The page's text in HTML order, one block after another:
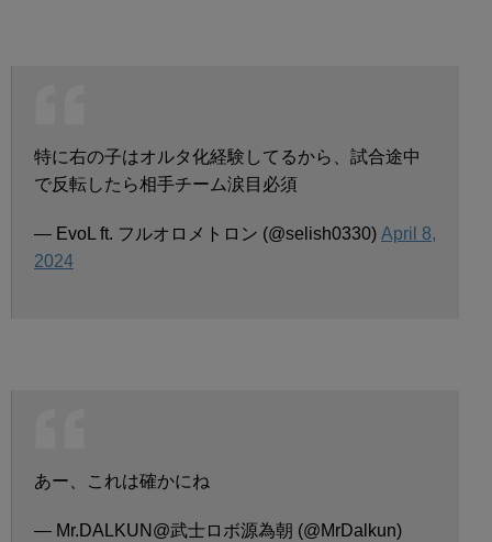
特に右の子はオルタ化経験してるから、試合途中
で反転したら相手チーム涙目必須
— EvoL ft. フルオロメトロン (@selish0330) April 8,
2024
あー、これは確かにね
— Mr.DALKUN@武士ロボ源為朝 (@MrDalkun)